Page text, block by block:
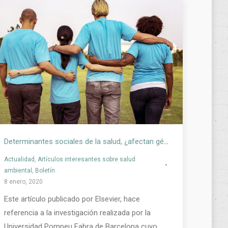
Determinantes sociales de la salud, ¿afectan género, nivel educativo y hogar?
Actualidad , Artículos interesantes sobre salud
ambiental , Boletín
8 enero, 2020
Este artículo publicado por Elsevier, hace
referencia a la investigación realizada por la